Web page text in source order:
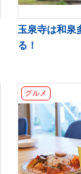
玉泉寺は和泉
る！
グルメ